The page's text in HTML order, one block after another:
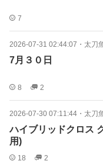
7
2026-07-31 02:44:07 ・ 太刀
7月３０日
8 2
2026-07-30 07:11:44 ・ 太刀魚
ハイブリッドクロス
用)
18 2